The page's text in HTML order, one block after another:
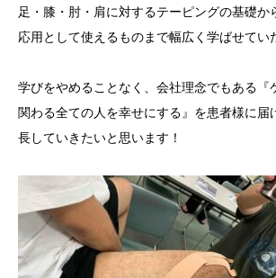
足・膝・肘・肩に対するテーピングの基礎か
応用として使えるものまで幅広く学ばせてい
学びをやめることなく、会社理念でもある『
関わる全ての人を幸せにする』を患者様に届
長していきたいと思います！